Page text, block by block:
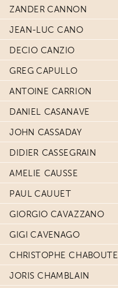
ZANDER CANNON
JEAN-LUC CANO
DECIO CANZIO
GREG CAPULLO
ANTOINE CARRION
DANIEL CASANAVE
JOHN CASSADAY
DIDIER CASSEGRAIN
AMELIE CAUSSE
PAUL CAUUET
GIORGIO CAVAZZANO
GIGI CAVENAGO
CHRISTOPHE CHABOUTE
JORIS CHAMBLAIN